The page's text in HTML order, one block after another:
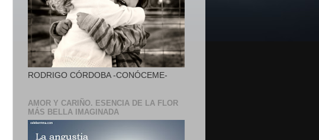
RODRIGO CÓRDOBA -CONÓCEME-
AMOR Y CARIÑO. ESENCIA DE LA FLOR
MÁS BELLA IMAGINADA